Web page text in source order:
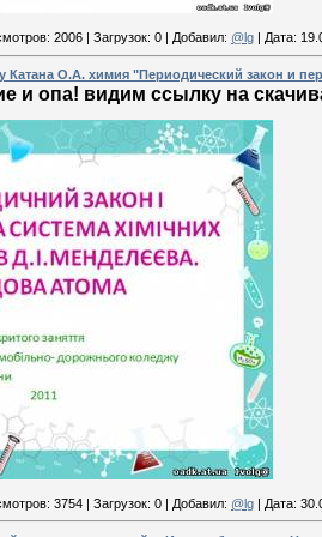
2006 | Загрузок: 0 | Добавил: @lg | Дата:
Катана О.А. химия "Периодический закон и
и опа! видим ссылку на
3754 | Загрузок: 0 | Добавил: @lg | Дата: